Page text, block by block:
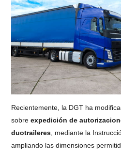
Recientemente, la DGT ha
sobre expedición de
duotraileres , mediante la
ampliando las dimensiones